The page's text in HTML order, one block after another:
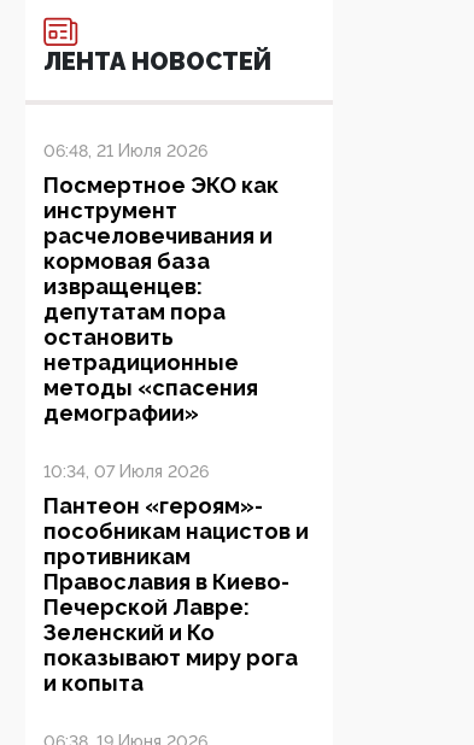
ЛЕНТА НОВОСТЕЙ
06:48, 21 Июля 2026
Посмертное ЭКО как
инструмент
расчеловечивания и
кормовая база
извращенцев:
депутатам пора
остановить
нетрадиционные
методы «спасения
демографии»
10:34, 07 Июля 2026
Пантеон «героям»-
пособникам нацистов и
противникам
Православия в Киево-
Печерской Лавре:
Зеленский и Ко
показывают миру рога
и копыта